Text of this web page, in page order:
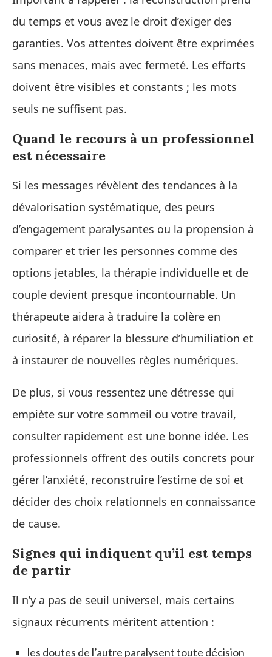
du temps et vous avez le droit d’exiger des
garanties. Vos attentes doivent être exprimées
sans menaces, mais avec fermeté. Les efforts
doivent être visibles et constants ; les mots
seuls ne suffisent pas.
Quand le recours à un professionnel
est nécessaire
Si les messages révèlent des tendances à la
dévalorisation systématique, des peurs
d’engagement paralysantes ou la propension à
comparer et trier les personnes comme des
options jetables, la thérapie individuelle et de
couple devient presque incontournable. Un
thérapeute aidera à traduire la colère en
curiosité, à réparer la blessure d’humiliation et
à instaurer de nouvelles règles numériques.
De plus, si vous ressentez une détresse qui
empiète sur votre sommeil ou votre travail,
consulter rapidement est une bonne idée. Les
professionnels offrent des outils concrets pour
gérer l’anxiété, reconstruire l’estime de soi et
décider des choix relationnels en connaissance
de cause.
Signes qui indiquent qu’il est temps
de partir
Il n’y a pas de seuil universel, mais certains
signaux récurrents méritent attention :
les doutes de l’autre paralysent toute décision